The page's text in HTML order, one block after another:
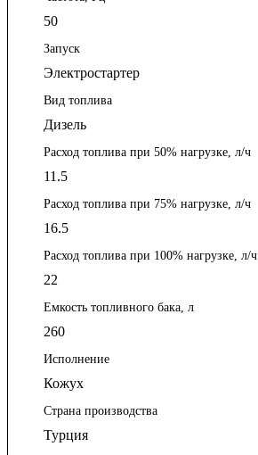
50
Запуск
Электростартер
Вид топлива
Дизель
Расход топлива при 50% нагрузке, л/ч
11.5
Расход топлива при 75% нагрузке, л/ч
16.5
Расход топлива при 100% нагрузке, л/ч
22
Емкость топливного бака, л
260
Исполнение
Кожух
Страна производства
Турция